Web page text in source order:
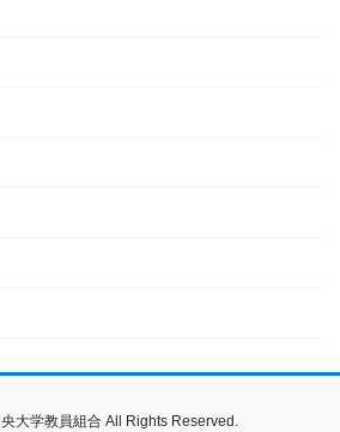
大学教員組合 All Rights Reserved.